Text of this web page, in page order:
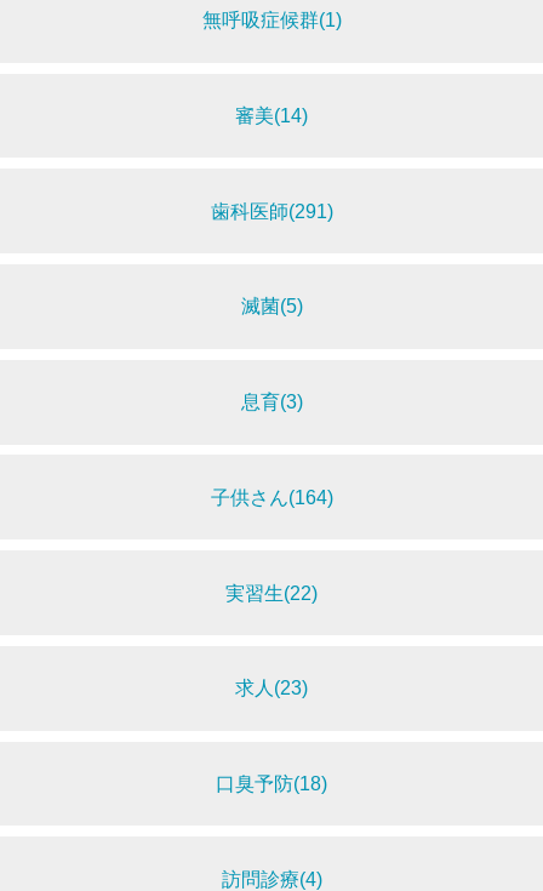
無呼吸症候群(1)
審美(14)
歯科医師(291)
滅菌(5)
息育(3)
子供さん(164)
実習生(22)
求人(23)
口臭予防(18)
訪問診療(4)